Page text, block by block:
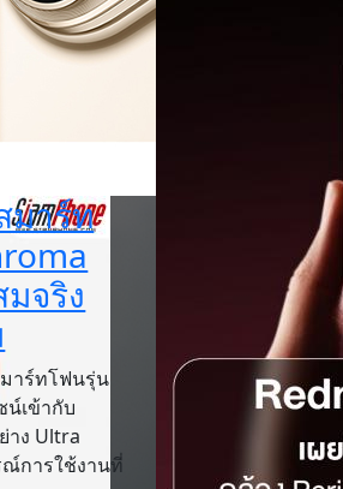
มาร์ท
จริง
มาร์ทโฟนรุ่น
เข้ากับ
าง Ultra
ณ์การใช้งานที่